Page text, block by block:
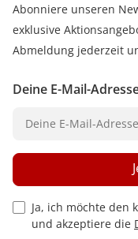
Abonniere unseren
exklusive
Abmeldung jederzeit
Deine E-Mail-
Privacy Policy
Ja, ich möchte den
und akzeptiere die